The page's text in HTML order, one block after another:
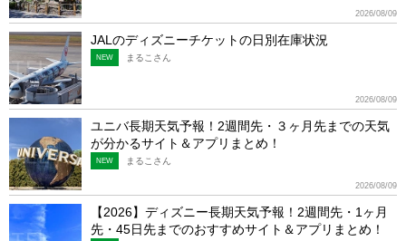
2026/08/09
JALのディズニーチケットの日別在庫状況
2026/08/09
NEW まるこさん
ユニバ長期天気予報！2週間先・３ヶ月先までの天気
が分かるサイト＆アプリまとめ！
2026/08/09
NEW まるこさん
【2026】ディズニー長期天気予報！2週間先・1ヶ月
先・45日先までのおすすめサイト＆アプリまとめ！